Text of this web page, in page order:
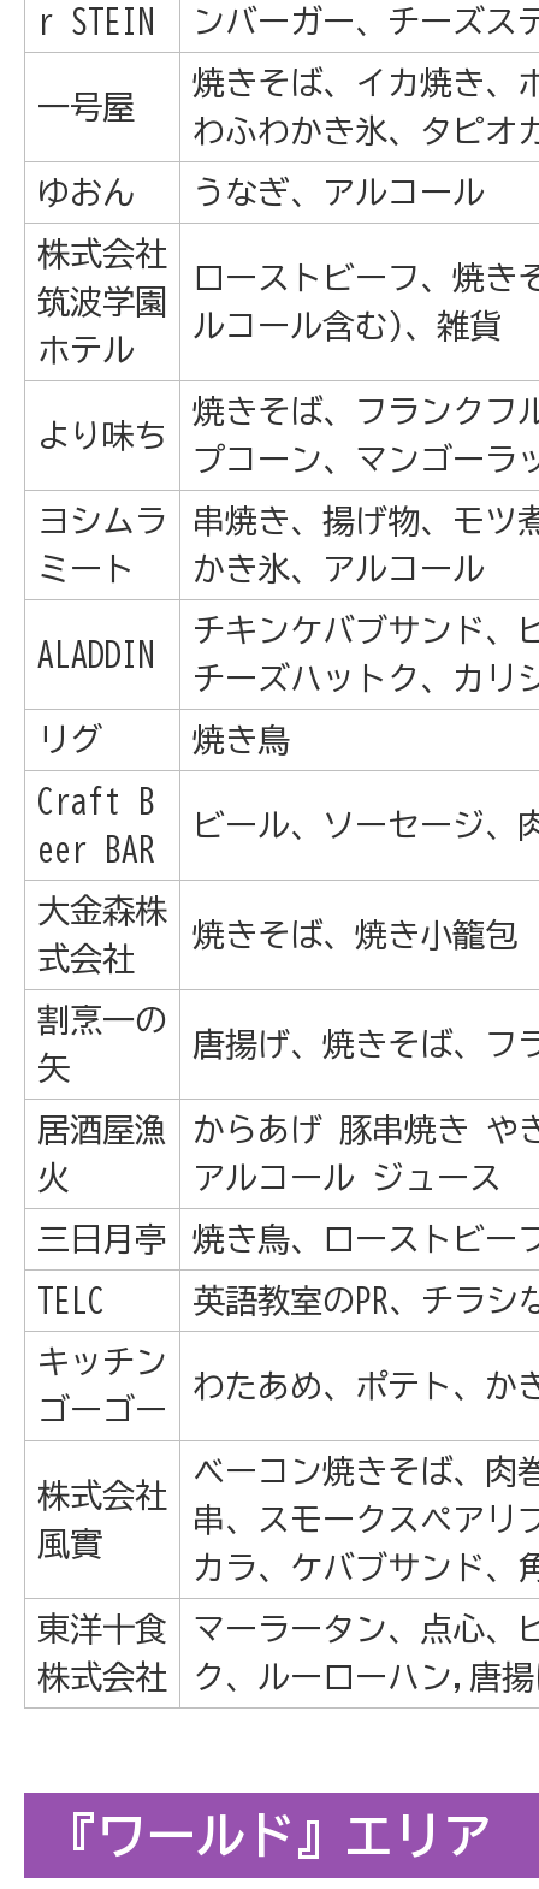
r STEIN
ンバーガー、チーズス
一号屋
焼きそば、イカ焼き、
わふわかき氷、タピオ
ゆおん
うなぎ、アルコール
株式会社
筑波学園
ホテル
ローストビーフ、焼き
ルコール含む)、雑貨
より味ち
焼きそば、フランクフ
プコーン、マンゴーラ
ヨシムラ
ミート
串焼き、揚げ物、モツ
かき氷、アルコール
ALADDIN
チキンケバブサンド、
チーズハットク、カリ
リグ
焼き鳥
Craft B
eer BAR
ビール、ソーセージ、
大金森株
式会社
焼きそば、焼き小籠包
割烹一の
矢
唐揚げ、焼きそば、フ
居酒屋漁
火
からあげ 豚串焼き や
アルコール ジュース
三日月亭
焼き鳥、ローストビー
TELC
英語教室のPR、チラシ
キッチン
ゴーゴー
わたあめ、ポテト、か
株式会社
風實
ベーコン焼きそば、肉
串、スモークスペアリ
カラ、ケバブサンド、
東洋十食
株式会社
マーラータン、点心、
ク、ルーローハン,唐
『ワールド』エリア